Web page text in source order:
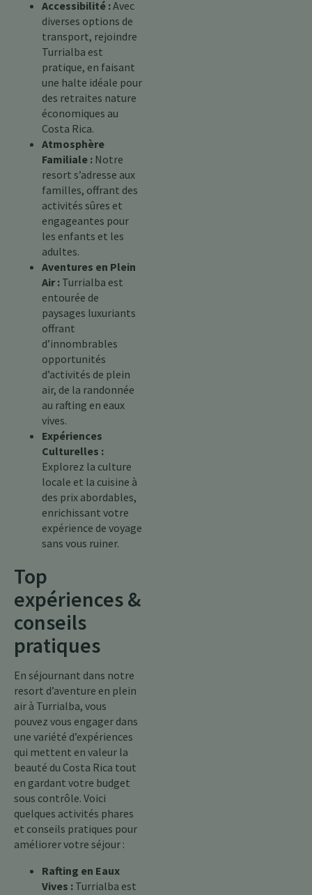
Accessibilité :Avec
diverses options de
transport, rejoindre
Turrialba est
pratique, en faisant
une halte idéale pour
des retraites nature
économiques au
Costa Rica.
Atmosphère
Familiale : Notre
resort s’adresse aux
familles, offrant des
activités sûres et
engageantes pour
les enfants et les
adultes.
Aventures en Plein
Air : Turrialba est
entourée de
paysages luxuriants
offrant
d’innombrables
opportunités
d’activités de plein
air, de la randonnée
au rafting en eaux
vives.
Expériences
Culturelles :
Explorez la culture
locale et la cuisine à
des prix abordables,
enrichissant votre
expérience de voyage
sans vous ruiner.
Top
expériences &
conseils
pratiques
En séjournant dans notre
resort d’aventure en plein
air à Turrialba, vous
pouvez vous engager dans
une variété d’expériences
qui mettent en valeur la
beauté du Costa Rica tout
en gardant votre budget
sous contrôle. Voici
quelques activités phares
et conseils pratiques pour
améliorer votre séjour :
Rafting en Eaux
Vives : Turrialba est